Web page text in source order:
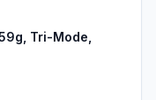
Tri-Mode,